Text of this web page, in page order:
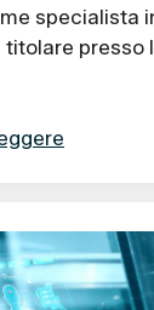
specialista
titolare presso